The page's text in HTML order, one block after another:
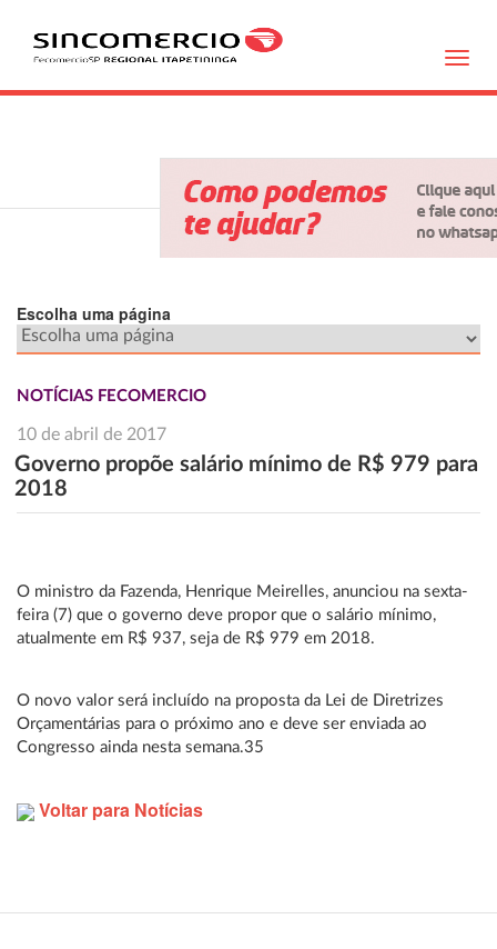
Escolha uma página
NOTÍCIAS FECOMERCIO
10 de abril de 2017
Governo propõe salário mínimo de R$ 979 para
2018
O ministro da Fazenda, Henrique Meirelles, anunciou na sexta-
feira (7) que o governo deve propor que o salário mínimo,
atualmente em R$ 937, seja de R$ 979 em 2018.
O novo valor será incluído na proposta da Lei de Diretrizes
Orçamentárias para o próximo ano e deve ser enviada ao
Congresso ainda nesta semana.35
Voltar para Notícias